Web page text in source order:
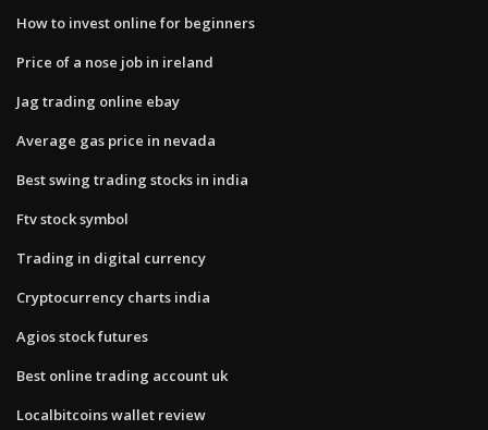
How to invest online for beginners
Price of a nose job in ireland
Jag trading online ebay
Average gas price in nevada
Best swing trading stocks in india
Ftv stock symbol
Trading in digital currency
Cryptocurrency charts india
Agios stock futures
Best online trading account uk
Localbitcoins wallet review